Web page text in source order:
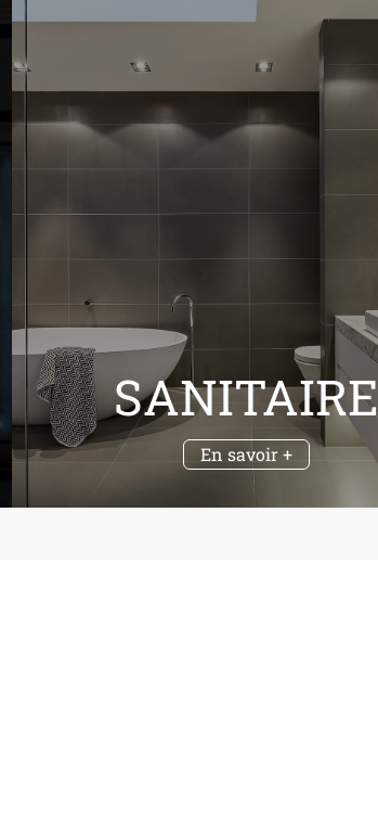
SANITAIRE
En savoir +